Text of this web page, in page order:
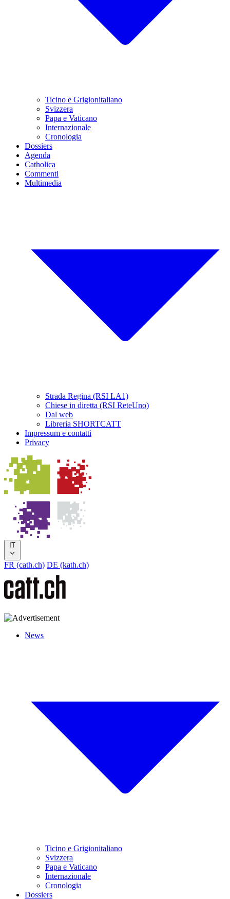
Ticino e Grigionitaliano
Svizzera
Papa e Vaticano
Internazionale
Cronologia
Dossiers
Agenda
Catholica
Commenti
Multimedia
Strada Regina (RSI LA1)
Chiese in diretta (RSI ReteUno)
Dal web
Libreria SHORTCATT
Impressum e contatti
Privacy
IT
FR (cath.ch) DE (kath.ch)
News
Ticino e Grigionitaliano
Svizzera
Papa e Vaticano
Internazionale
Cronologia
Dossiers